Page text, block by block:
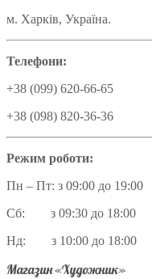
м. Харків, Україна.
Телефони:
+38 (099) 620-66-65
+38 (098) 820-36-36
Режим роботи:
Пн – Пт: з 09:00 до 19:00
Сб: з 09:30 до 18:00
Нд: з 10:00 до 18:00
Магазин «Художник»